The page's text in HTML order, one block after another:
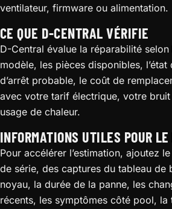
ventilateur, firmware ou alimentation.
CE QUE D-CENTRAL VÉRIFIE
D-Central évalue la réparabilité
modèle, les pièces disponibles,
d’arrêt probable, le coût de
avec votre tarif électrique, votre
usage de chaleur.
INFORMATIONS UTILES POUR
Pour accélérer l’estimation, ajoutez
de série, des captures du tableau de
noyau, la durée de la panne, les
récents, les symptômes côté pool, la